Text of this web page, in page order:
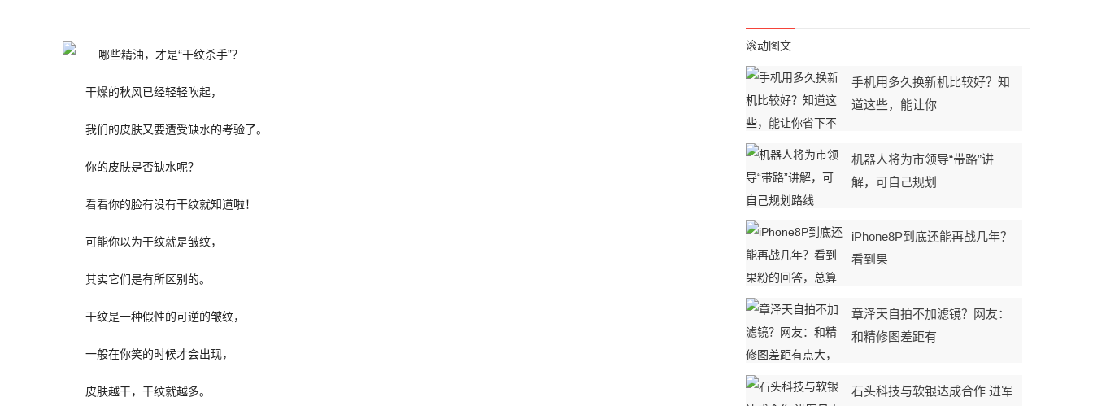
干燥的秋风已经轻轻吹起，
我们的皮肤又要遭受缺水的考验了。
你的皮肤是否缺水呢？
看看你的脸有没有干纹就知道啦！
可能你以为干纹就是皱纹，
其实它们是有所区别的。
干纹是一种假性的可逆的皱纹，
一般在你笑的时候才会出现，
皮肤越干，干纹就越多。
滚动图文
手机用多久换新机比较好？知
道这些，能让你
机器人将为市领导“带路”讲
解，可自己规划
iPhone8P到底还能再战几年？
看到果
章泽天自拍不加滤镜？网友：
和精修图差距有
石头科技与软银达成合作 进军